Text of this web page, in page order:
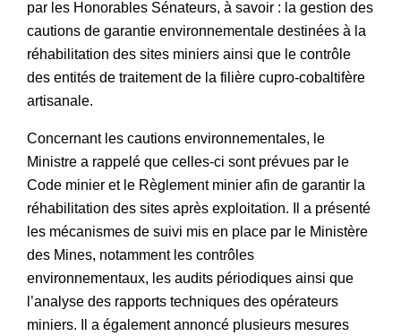
par les Honorables Sénateurs, à savoir : la gestion des
cautions de garantie environnementale destinées à la
réhabilitation des sites miniers ainsi que le contrôle
des entités de traitement de la filière cupro-cobaltifère
artisanale.
Concernant les cautions environnementales, le
Ministre a rappelé que celles-ci sont prévues par le
Code minier et le Règlement minier afin de garantir la
réhabilitation des sites après exploitation. Il a présenté
les mécanismes de suivi mis en place par le Ministère
des Mines, notamment les contrôles
environnementaux, les audits périodiques ainsi que
l’analyse des rapports techniques des opérateurs
miniers. Il a également annoncé plusieurs mesures